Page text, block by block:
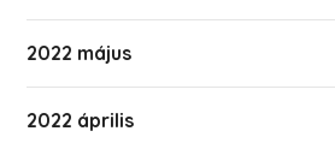
2022 május
2022 április